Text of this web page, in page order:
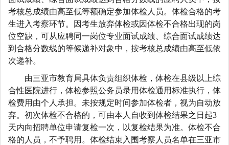
考核总成绩由高至低等额确定参加体检人员。体检合格的考
生进入考察环节。因考生放弃体检或因体检不合格出现的岗
位空缺，可从应聘同一岗位专业面试成绩、综合面试成绩达
到合格分数线的等候递补对象中，按考核总成绩由高至低依
次递补。
由三亚市教育局具体负责组织体检，体检在县级以上综
合性医院进行，体检参照公务员录用体检通用标准执行，体
检费用由个人承担。未按规定时间参加体检者，视为自动放
弃。初次体检不合格的，可由本人自收到体检结果之日起3
天内向招聘单位申请复检一次，以复检结果为准。体检不合
格的人员，不予聘用。体检结束入围考察人员名单在三亚市